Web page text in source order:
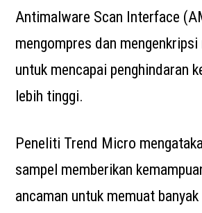
Antimalware Scan Interface
mengompres dan
untuk mencapai penghindaran
lebih tinggi.
Peneliti Trend Micro
sampel memberikan
ancaman untuk memuat